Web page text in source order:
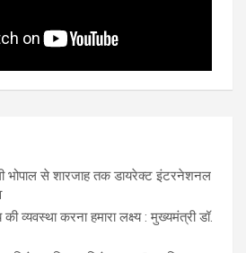
भोपाल से शारजाह तक डायरेक्ट इंटरनेशनल
व्यवस्था करना हमारा लक्ष्य : मुख्यमंत्री डॉ.